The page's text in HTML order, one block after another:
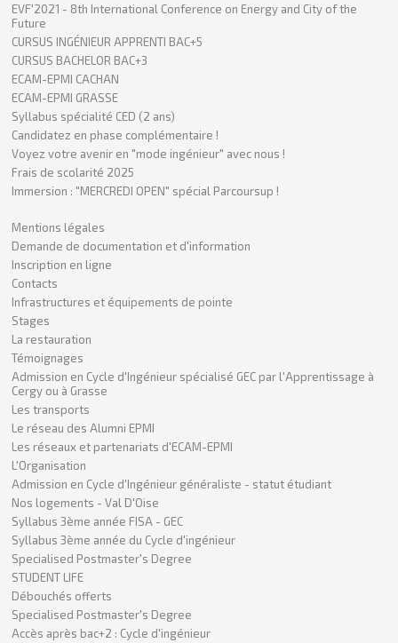
EVF'2021 - 8th International Conference on Energy and City of the
Future
CURSUS INGÉNIEUR APPRENTI BAC+5
CURSUS BACHELOR BAC+3
ECAM-EPMI CACHAN
ECAM-EPMI GRASSE
Syllabus spécialité CED (2 ans)
Candidatez en phase complémentaire !
Voyez votre avenir en "mode ingénieur" avec nous !
Frais de scolarité 2025
Immersion : "MERCREDI OPEN" spécial Parcoursup !
Mentions légales
Demande de documentation et d'information
Inscription en ligne
Contacts
Infrastructures et équipements de pointe
Stages
La restauration
Témoignages
Admission en Cycle d'Ingénieur spécialisé GEC par l'Apprentissage à
Cergy ou à Grasse
Les transports
Le réseau des Alumni EPMI
Les réseaux et partenariats d'ECAM-EPMI
L'Organisation
Admission en Cycle d'Ingénieur généraliste - statut étudiant
Nos logements - Val D'Oise
Syllabus 3ème année FISA - GEC
Syllabus 3ème année du Cycle d'ingénieur
Specialised Postmaster's Degree
STUDENT LIFE
Débouchés offerts
Specialised Postmaster's Degree
Accès après bac+2 : Cycle d'ingénieur